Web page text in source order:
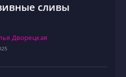
сливы
Дворецкая